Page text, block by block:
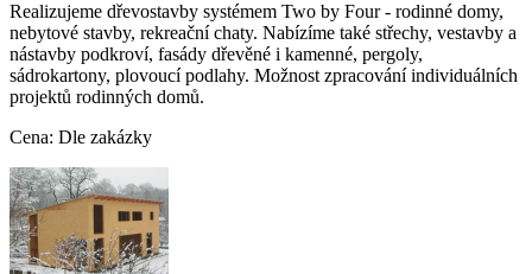
Realizujeme dřevostavby systémem Two by Four - rodinné domy,
nebytové stavby, rekreační chaty. Nabízíme také střechy, vestavby a
nástavby podkroví, fasády dřevěné i kamenné, pergoly,
sádrokartony, plovoucí podlahy. Možnost zpracování individuálních
projektů rodinných domů.
Cena: Dle zakázky